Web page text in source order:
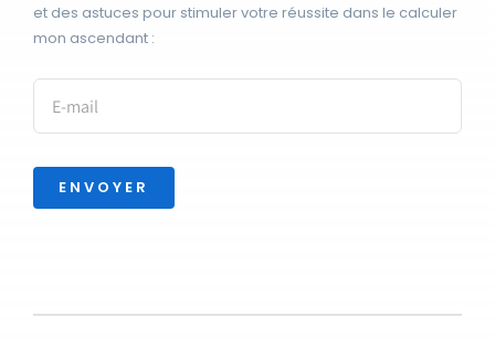
et des astuces pour stimuler votre réussite dans le calculer
mon ascendant :
ENVOYER